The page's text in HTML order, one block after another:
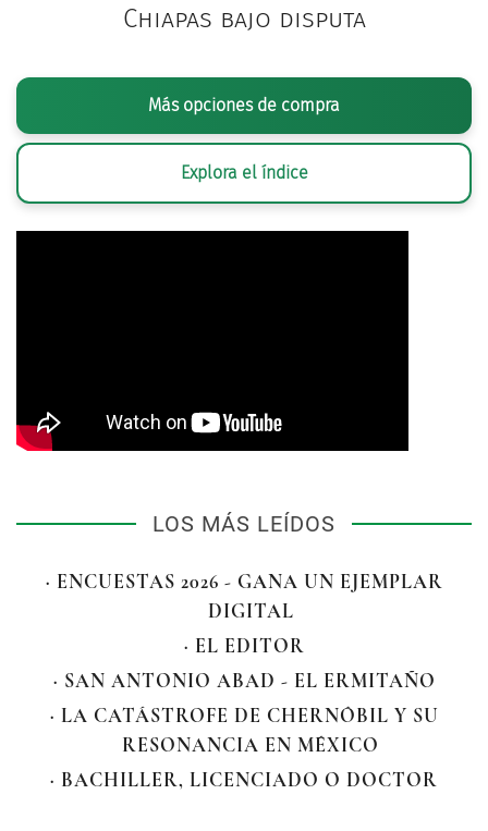
Chiapas bajo disputa
Más opciones de compra
Explora el índice
LOS MÁS LEÍDOS
· ENCUESTAS 2026 - GANA UN EJEMPLAR
DIGITAL
· EL EDITOR
· SAN ANTONIO ABAD - EL ERMITAÑO
· LA CATÁSTROFE DE CHERNÓBIL Y SU
RESONANCIA EN MÉXICO
· BACHILLER, LICENCIADO O DOCTOR